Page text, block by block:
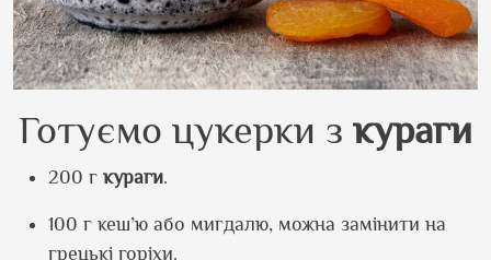
Готуємо цукерки з кураги
200 г кураги.
100 г кеш’ю або мигдалю, можна замінити на
грецькі горіхи.